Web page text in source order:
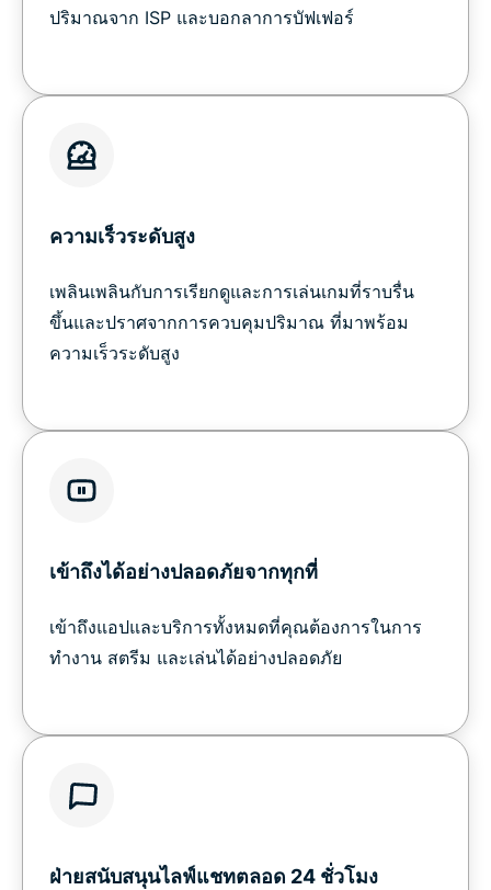
ปริมาณจาก ISP และบอกลาการบัฟเฟอร์
ความเร็วระดับสูง
เพลินเพลินกับการเรียกดูและการเล่นเกมที่ราบรื่น
ขึ้นและปราศจากการควบคุมปริมาณ ที่มาพร้อม
ความเร็วระดับสูง
เข้าถึงได้อย่างปลอดภัยจากทุกที่
เข้าถึงแอปและบริการทั้งหมดที่คุณต้องการในการ
ทำงาน สตรีม และเล่นได้อย่างปลอดภัย
ฝ่ายสนับสนุนไลฟ์แชทตลอด 24 ชั่วโมง